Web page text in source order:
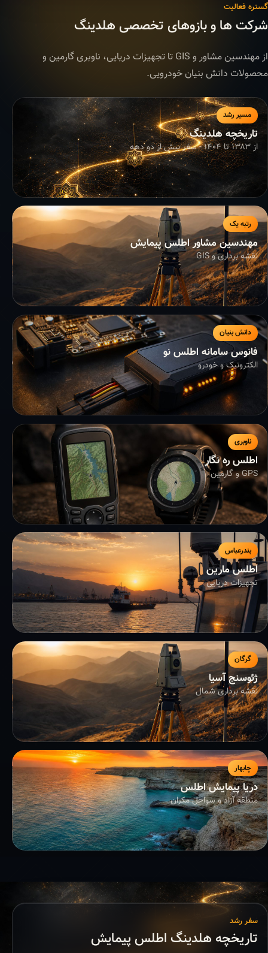
گستره فعالیت
شرکت ها و بازوهای تخصصی هلدینگ
از مهندسین مشاور و GIS تا تجهیزات دریایی، ناوبری گارمین و
محصولات دانش بنیان خودرویی.
مسیر رشد
تاریخچه هلدینگ
از ۱۳۸۳ تا ۱۴۰۴ - سفر بیش از دو دهه
رتبه یک
مهندسین مشاور اطلس پیمایش
نقشه برداری و GIS
دانش بنیان
فانوس سامانه اطلس نو
الکترونیک و خودرو
ناوبری
اطلس ره نگار
GPS و گارمین
بندرعباس
اطلس مارین
تجهیزات دریایی
گرگان
ژئوسنج آسیا
نقشه برداری شمال
چابهار
دریا پیمایش اطلس
منطقه آزاد و سواحل مکران
سفر رشد
تاریخچه هلدینگ اطلس پیمایش